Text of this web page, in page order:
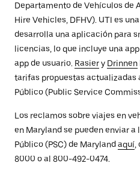
Departamento de Vehículos de
Hire Vehicles, DFHV). UTI es
desarrolla una aplicación para
licencias, lo que incluye una
app de usuario. Rasiery Drinnen
tarifas propuestas actualizadas
Público (Public Service
Los reclamos sobre viajes en
en Maryland se pueden enviar
Público (PSC) de Maryland aquí,
8000 o al 800-492-0474.